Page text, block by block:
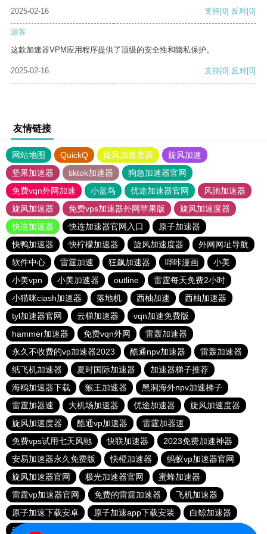
2025-02-16
支持[0] 反对[0]
游客
这款加速器VPM应用程序提供了顶级的安全性和隐私保护。
2025-02-16 支持[0] 反对[0]
友情链接
网站地图 QuickQ 旋风加速度器
旋风加速
坚果加速器
tiktok加速器
狗急加速器官网
免费vqn外网加速
小蓝鸟 优途加速器官网
风驰加速器
旋风加速器
免费vps加速器外网苹果版
旋风加速度器
快连加速器
快连加速器官网入口
原子加速器
快鸭加速器
快柠檬加速器 旋风加速度器
外网网址导航
软件中心
雷霆加速 狂飙加速器 哔咔漫画
小美
小美vpn
小美加速器 outline
雷霆每天免费2小时
小猫咪ciash加速器
落地机 西柚加速
西柚加速器
tyl加速器官网
云梯加速器
vqn加速免费版
hammer加速器
免费vqn外网
雷轰加速器
永久不收费的vp加速器2023
酷通npv加速器
雷轰加速器
纸飞机加速器
夏时国际加速器
加速器梯子推荐
海鸥加速器下载
猴王加速器
黑洞海外npv加速梯子
雷霆加器速
大机场加速器 优途加速器
旋风加速度器
旋风加速度器
酷通vp加速器
雷霆加器速
免费vps试用七天风驰
快联加速器
2023免费加速神器
安易加速器永久免费版
快橙加速器
蚂蚁vp加速器官网
旋风加速器官网
极光加速器官网
蜜蜂加速器
雷霆vp加速器官网
免费的雷霆加速器
飞机加速器
原子加速下载安卓
原子加速app下载安装
白鲸加速器
河马加速